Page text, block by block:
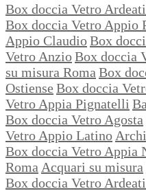
Box doccia Vetro
Box doccia Vetro Appio
Appio ClaudioBox
Vetro AnzioBox doccia
su misura Roma Box
Ostiense Box doccia
Vetro Appia Pignatelli
Box doccia Vetro Agosta
Vetro Appio Latino
Box doccia Vetro Appia
Roma Acquari su misura
Box doccia Vetro